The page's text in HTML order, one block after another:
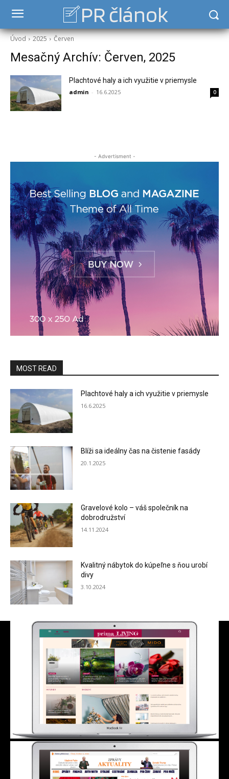
PR článok
Úvod 2025 Červen
Mesačný Archív: Červen, 2025
Plachtové haly a ich využitie v priemysle
admin - 16.6.2025 0
- Advertisment -
MOST READ
Plachtové haly a ich využitie v priemysle
16.6.2025
Blíži sa ideálny čas na čistenie fasády
20.1.2025
Gravelové kolo – váš společník na
dobrodružství
14.11.2024
Kvalitný nábytok do kúpeľne s ňou urobí
divy
3.10.2024